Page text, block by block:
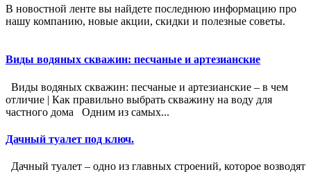
В новостной ленте вы найдете последнюю информацию про
нашу компанию, новые акции, скидки и полезные советы.
Виды водяных скважин: песчаные и артезианские
Виды водяных скважин: песчаные и артезианские – в чем
отличие | Как правильно выбрать скважину на воду для
частного дома Одним из самых...
Дачный туалет под ключ.
Дачный туалет – одно из главных строений, которое возводят